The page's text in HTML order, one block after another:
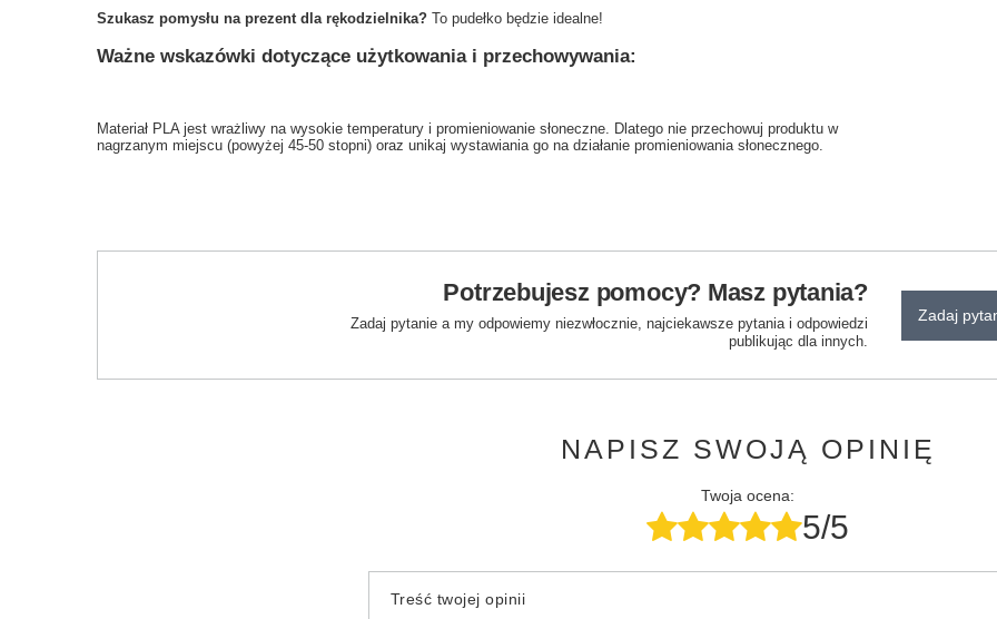
Szukasz pomysłu na prezent dla rękodzielnika? To pudełko będzie idealne!
Ważne wskazówki dotyczące użytkowania i przechowywania:
Materiał PLA jest wrażliwy na wysokie temperatury i promieniowanie słoneczne. Dlatego nie przechowuj produktu w
nagrzanym miejscu (powyżej 45-50 stopni) oraz unikaj wystawiania go na działanie promieniowania słonecznego.
Potrzebujesz pomocy? Masz pytania?
Zadaj pytanie a my odpowiemy niezwłocznie, najciekawsze pytania i odpowiedzi
publikując dla innych.
Zadaj
NAPISZ SWOJĄ OPINIĘ
Twoja ocena:
5/5
Treść twojej opinii